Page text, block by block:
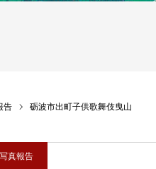
告 砺波市出町子供歌舞伎曳山
写真報告